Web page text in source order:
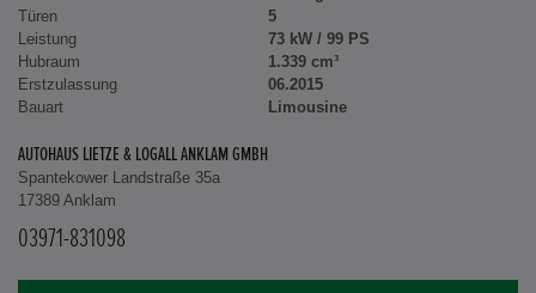
Türen
5
Leistung
73 kW / 99 PS
Hubraum
1.339 cm³
Erstzulassung
06.2015
Bauart
Limousine
AUTOHAUS LIETZE & LOGALL ANKLAM GMBH
Spantekower Landstraße 35a
17389 Anklam
03971-831098